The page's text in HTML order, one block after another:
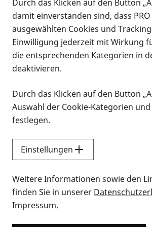
Infomaterial
Infomaterial
Vorlesen
Alle
Sie möchten
Durch das Klicken auf den Button
damit einverstanden sind, dass
ausgewählten Cookies und
Einwilligung jederzeit mit Wirkung
die entsprechenden Kategorien in
deaktivieren.
Durch das Klicken auf den Button
Auswahl der Cookie-Kategorien
festlegen.
Einstellungen
Weitere Informationen sowie den
finden Sie in unserer
Impressum.